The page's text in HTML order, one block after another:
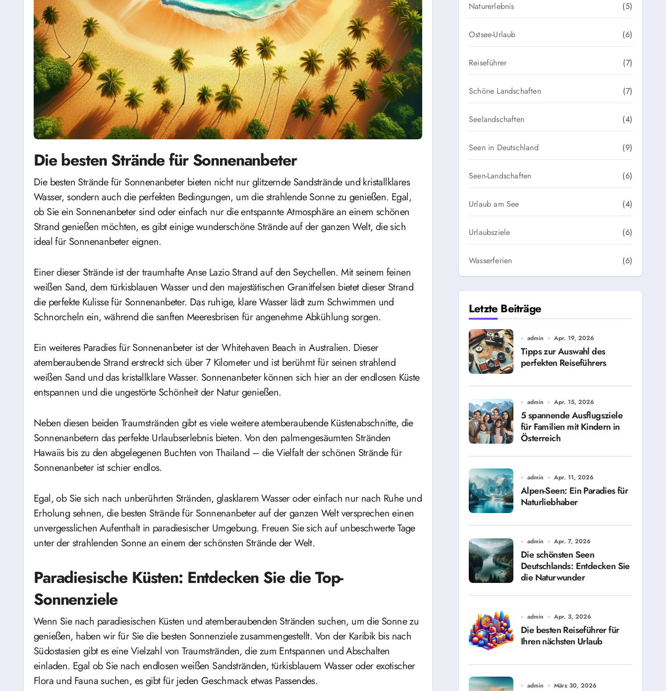
Die besten Strände für Sonnenanbeter
Die besten Strände für Sonnenanbeter bieten nicht nur glitzernde Sandstrände und kristallklares
Wasser, sondern auch die perfekten Bedingungen, um die strahlende Sonne zu genießen. Egal,
ob Sie ein Sonnenanbeter sind oder einfach nur die entspannte Atmosphäre an einem schönen
Strand genießen möchten, es gibt einige wunderschöne Strände auf der ganzen Welt, die sich
ideal für Sonnenanbeter eignen.
Einer dieser Strände ist der traumhafte Anse Lazio Strand auf den Seychellen. Mit seinem feinen
weißen Sand, dem türkisblauen Wasser und den majestätischen Granitfelsen bietet dieser Strand
die perfekte Kulisse für Sonnenanbeter. Das ruhige, klare Wasser lädt zum Schwimmen und
Schnorcheln ein, während die sanften Meeresbrisen für angenehme Abkühlung sorgen.
Ein weiteres Paradies für Sonnenanbeter ist der Whitehaven Beach in Australien. Dieser
atemberaubende Strand erstreckt sich über 7 Kilometer und ist berühmt für seinen strahlend
weißen Sand und das kristallklare Wasser. Sonnenanbeter können sich hier an der endlosen Küste
entspannen und die ungestörte Schönheit der Natur genießen.
Neben diesen beiden Traumstränden gibt es viele weitere atemberaubende Küstenabschnitte, die
Sonnenanbetern das perfekte Urlaubserlebnis bieten. Von den palmengesäumten Stränden
Hawaiis bis zu den abgelegenen Buchten von Thailand – die Vielfalt der schönen Strände für
Sonnenanbeter ist schier endlos.
Egal, ob Sie sich nach unberührten Stränden, glasklarem Wasser oder einfach nur nach Ruhe und
Erholung sehnen, die besten Strände für Sonnenanbeter auf der ganzen Welt versprechen einen
unvergesslichen Aufenthalt in paradiesischer Umgebung. Freuen Sie sich auf unbeschwerte Tage
unter der strahlenden Sonne an einem der schönsten Strände der Welt.
Paradiesische Küsten: Entdecken Sie die Top-
Sonnenziele
Wenn Sie nach paradiesischen Küsten und atemberaubenden Stränden suchen, um die Sonne zu
genießen, haben wir für Sie die besten Sonnenziele zusammengestellt. Von der Karibik bis nach
Südostasien gibt es eine Vielzahl von Traumstränden, die zum Entspannen und Abschalten
einladen. Egal ob Sie nach endlosen weißen Sandstränden, türkisblauem Wasser oder exotischer
Flora und Fauna suchen, es gibt für jeden Geschmack etwas Passendes.
Naturerlebnis (5)
Ostsee-Urlaub (6)
Reiseführer (7)
Schöne Landschaften (7)
Seelandschaften (4)
Seen in Deutschland (9)
Seen-Landschaften (6)
Urlaub am See (4)
Urlaubsziele (6)
Wasserferien (6)
Letzte Beiträge
admin Apr. 19, 2026
Tipps zur Auswahl des
perfekten Reiseführers
admin Apr. 15, 2026
5 spannende Ausflugsziele
für Familien mit Kindern in
Österreich
admin Apr. 11, 2026
Alpen-Seen: Ein Paradies für
Naturliebhaber
admin Apr. 7, 2026
Die schönsten Seen
Deutschlands: Entdecken Sie
die Naturwunder
admin Apr. 3, 2026
Die besten Reiseführer für
Ihren nächsten Urlaub
admin März 30, 2026